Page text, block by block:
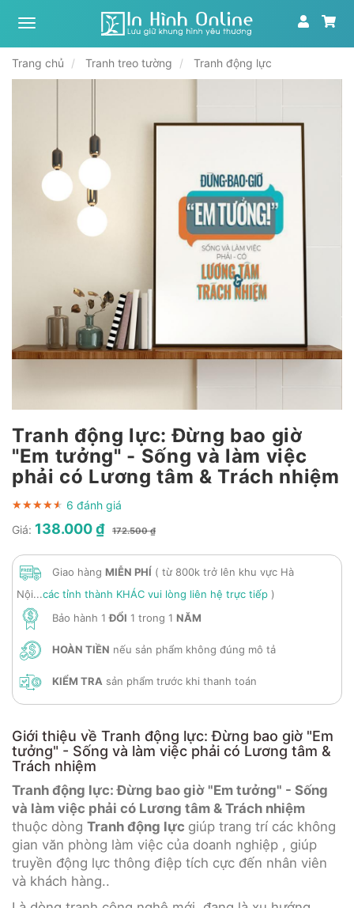
Xưởng
ảnh
theo
Online
Trang chủ Tranh treo tường Tranh động lực
Tranh động lực: Đừng bao giờ
"Em tưởng" - Sống và làm việc
phải có Lương tâm & Trách nhiệm
★★★★★
★★★★★
★★★★★ 6 đánh giá
Giá: 138.000 ₫ 172.500 ₫
Giao hàng MIỄN PHÍ ( từ 800k trở lên khu vực Hà
Nội...các tỉnh thành KHÁC vui lòng liên hệ trực tiếp )
Bảo hành 1ĐỔI 1 trong 1 NĂM
HOÀN TIỀN nếu sản phẩm không đúng mô tả
KIỂM TRA sản phẩm trước khi thanh toán
Giới thiệu về Tranh động lực: Đừng bao giờ "Em
tưởng" - Sống và làm việc phải có Lương tâm &
Trách nhiệm
Tranh động lực: Đừng bao giờ "Em tưởng" - Sống
và làm việc phải có Lương tâm & Trách nhiệm
thuộc dòng Tranh động lực giúp trang trí các không
gian văn phòng làm việc của doanh nghiệp , giúp
truyền động lực thông điệp tích cực đến nhân viên
và khách hàng..